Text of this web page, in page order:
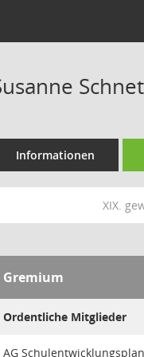
navigation
Informationen
XIX.
Gremium
Ordentliche Mitglieder
AG